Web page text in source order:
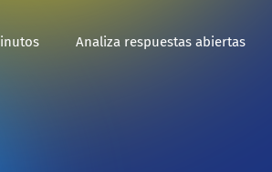
Analiza respuestas abiertas